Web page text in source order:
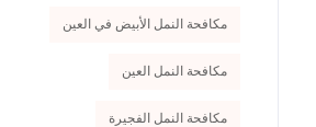
مكافحة النمل الأبيض في العين
مكافحة النمل العين
مكافحة النمل الفجيرة